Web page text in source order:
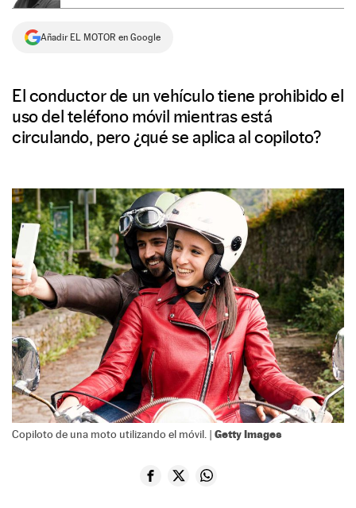
SÍGUENOS
Añadir EL MOTOR en Google
El conductor de un vehículo tiene prohibido el
uso del teléfono móvil mientras está
circulando, pero ¿qué se aplica al copiloto?
Copiloto de una moto utilizando el móvil. | Getty Images